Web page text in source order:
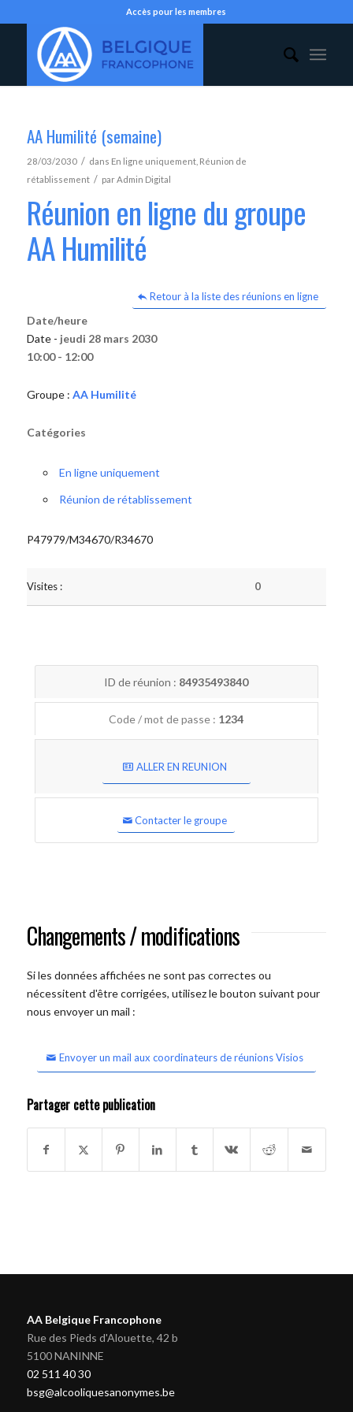
Accès pour les membres
AA Humilité (semaine)
28/03/2030 / dans En ligne uniquement, Réunion de
rétablissement / parAdmin Digital
Réunion en ligne du groupe
AA Humilité
Retour à la liste des réunions en ligne
Date/heure
Date - jeudi 28 mars 2030
10:00 - 12:00
Groupe : AA Humilité
Catégories
En ligne uniquement
Réunion de rétablissement
P47979/M34670/R34670
Visites : 0
ID de réunion : 84935493840
Code / mot de passe : 1234
ALLER EN REUNION
Contacter le groupe
Changements / modifications
Si les données affichées ne sont pas correctes ou
nécessitent d'être corrigées, utilisez le bouton suivant pour
nous envoyer un mail :
Envoyer un mail aux coordinateurs de réunions Visios
Partager cette publication
AA Belgique Francophone
Rue des Pieds d'Alouette, 42 b
5100 NANINNE
02 511 40 30
bsg@alcooliquesanonymes.be